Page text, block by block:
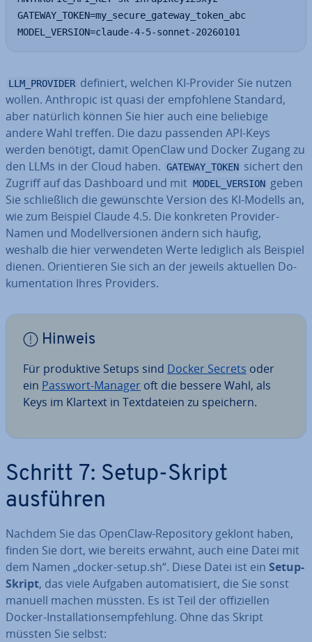
GATEWAY_TOKEN=my_secure_gateway_token_abc
MODEL_VERSION=claude-4-5-sonnet-20260101
LLM_PROVIDER definiert, welchen KI-Provider Sie nutzen
wollen. Anthropic ist quasi der emp­foh­le­ne Standard,
aber natürlich können Sie hier auch eine beliebige
andere Wahl treffen. Die dazu passenden API-Keys
werden benötigt, damit OpenClaw und Docker Zugang zu
den LLMs in der Cloud haben. GATEWAY_TOKEN sichert den
Zugriff auf das Dashboard und mit MODEL_VERSION geben
Sie schließ­lich die ge­wünsch­te Version des KI-Modells an,
wie zum Beispiel Claude 4.5. Die konkreten Provider-
Namen und Mo­dell­ver­sio­nen ändern sich häufig,
weshalb die hier ver­wen­de­ten Werte lediglich als Beispiel
dienen. Ori­en­tie­ren Sie sich an der jeweils aktuellen Do­
ku­men­ta­ti­on Ihres Providers.
Hinweis
Für pro­duk­ti­ve Setups sind Docker Secrets oder
ein Passwort-Manager oft die bessere Wahl, als
Keys im Klartext in Text­da­tei­en zu speichern.
Schritt 7: Setup-Skript
ausführen
Nachdem Sie das OpenClaw-Re­po­si­to­ry geklont haben,
finden Sie dort, wie bereits erwähnt, auch eine Datei mit
dem Namen „docker-setup.sh“. Diese Datei ist ein Setup-
Skript, das viele Aufgaben au­to­ma­ti­siert, die Sie sonst
manuell machen müssten. Es ist Teil der of­fi­zi­el­len
Docker-In­stal­la­ti­ons­emp­feh­lung. Ohne das Skript
müssten Sie selbst: